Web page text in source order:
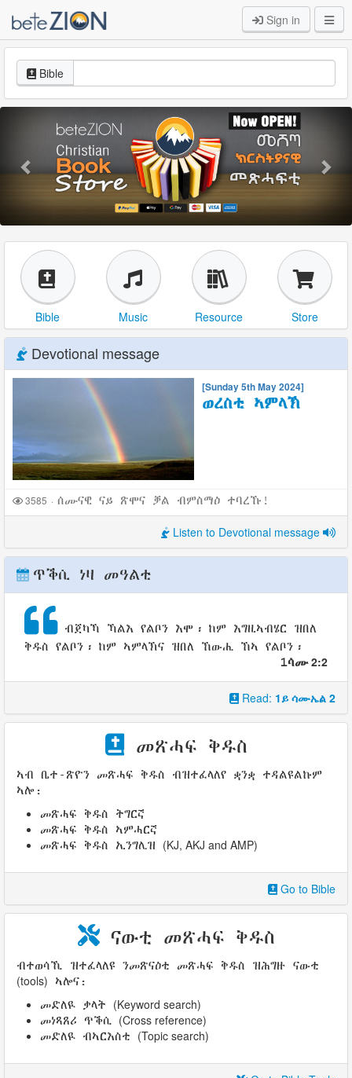
Sign in
Bible
Previous
Bible Music Resource Store
Devotional message
[Sunday 5th May 2024]
ወረስቲ ኣምላኽ
3585 · ሰሙናዊ ናይ ጽሞና ቓል ብምስማዕ ተባረኹ!
Listen to Devotional message
ጥቕሲ ነዛ መዓልቲ
ብጀካኻ ኻልእ የልቦን እሞ፡ ከም እግዚኣብሄር ዝበለ
ቅዱስ የልቦን፡ ከም ኣምላኽና ዝበለ ኸውሒ ኸኣ የልቦን፡
1ሳሙ2:2
Read: 1ይ ሳሙኤል 2
መጽሓፍ ቅዱስ
ኣብ ቤተ-ጽዮን መጽሓፍ ቅዱስ ብዝተፈላለየ ቋንቋ ተዳልዩልኩም
ኣሎ:
መጽሓፍ ቅዱስ ትግርኛ
መጽሓፍ ቅዱስ ኣምሓርኛ
መጽሓፍ ቅዱስ ኢንግሊዝ (KJ, AKJ and AMP)
Go to Bible
ናውቲ መጽሓፍ ቅዱስ
ብተወሳኺ ዝተፈላለዩ ንመጽናዕቲ መጽሓፍ ቅዱስ ዝሕግዙ ናውቲ
(tools) ኣሎና:
መድለዪ ቃላት (Keyword search)
መነጻጸሪ ጥቕሲ (Cross reference)
መድለዪ ብኣርእስቲ (Topic search)